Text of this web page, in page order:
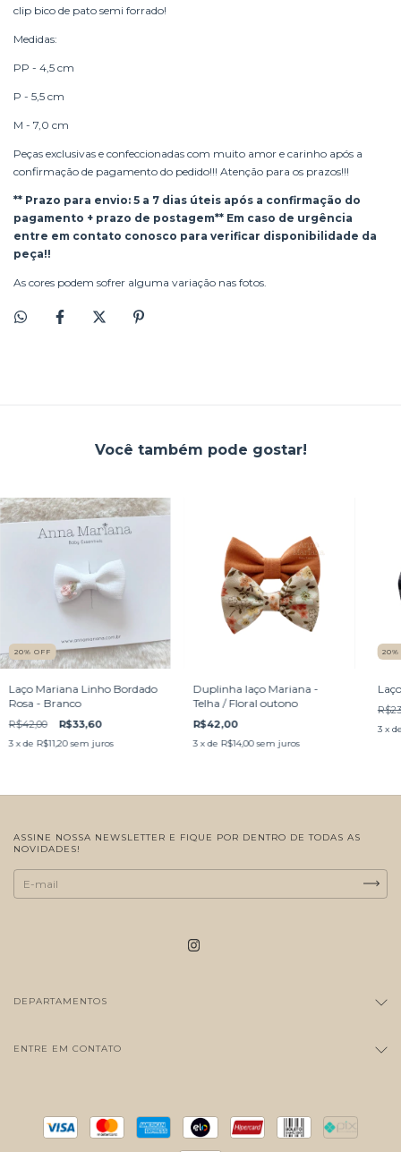
clip bico de pato semi forrado!
Medidas:
PP - 4,5 cm
P - 5,5 cm
M - 7,0 cm
Peças exclusivas e confeccionadas com muito amor e carinho após a
confirmação de pagamento do pedido!!! Atenção para os prazos!!!
** Prazo para envio: 5 a 7 dias úteis após a confirmação do
pagamento + prazo de postagem** Em caso de urgência
entre em contato conosco para verificar disponibilidade da
peça!!
As cores podem sofrer alguma variação nas fotos.
Você também pode gostar!
20% OFF
Laço Mariana Linho Bordado
Rosa - Branco
R$42,00 R$33,60
3 x de R$11,20 sem juros
Duplinha laço Mariana -
Telha / Floral outono
R$42,00
3 x de R$14,00 sem juros
20
3 x
ASSINE NOSSA NEWSLETTER E FIQUE POR DENTRO DE TODAS AS
NOVIDADES!
DEPARTAMENTOS
ENTRE EM CONTATO